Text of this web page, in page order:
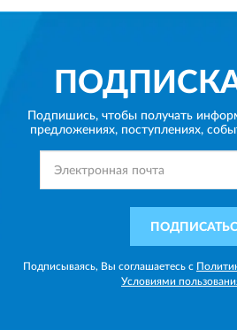
Подпишись, чтобы получать
предложениях, поступлениях,
Подписываясь, Вы соглашаетесь с
Условиями